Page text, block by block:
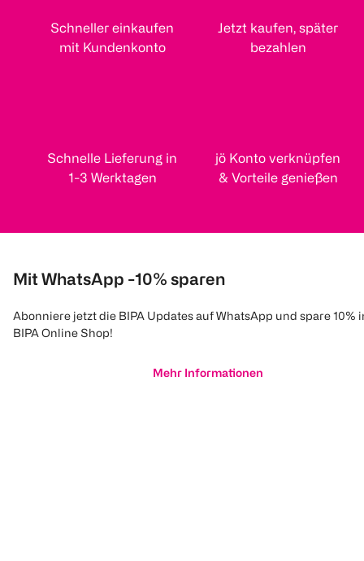
Schneller einkaufen
mit Kundenkonto
Jetzt kaufen, später
bezahlen
Schnelle Lieferung in
1-3 Werktagen
jö Konto verknüpfen
& Vorteile genießen
Mit WhatsApp -10% sparen
Abonniere jetzt die BIPA Updates auf WhatsApp und spare 10%
BIPA Online Shop!
Mehr Informationen